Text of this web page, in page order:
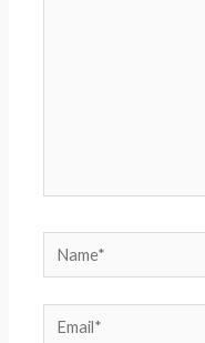
Name*
Email*